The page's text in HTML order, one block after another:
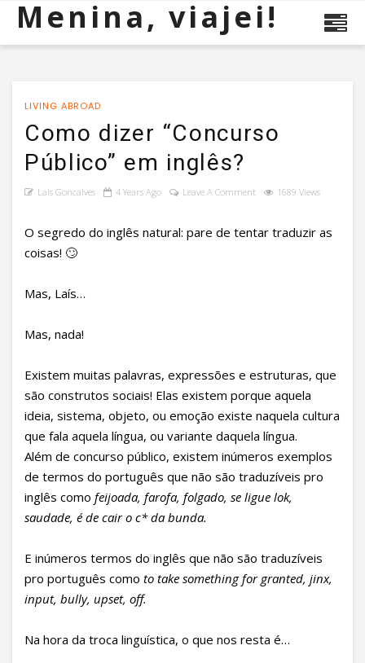
Menina, viajei!
LIVING ABROAD
Como dizer “Concurso
Público” em inglês?
Lais Goncalves 4 Years Ago Leave A Comment 1689 Views
O segredo do inglês natural: pare de tentar traduzir as
coisas! 🙄
Mas, Laís…
Mas, nada!
Existem muitas palavras, expressões e estruturas, que
são construtos sociais! Elas existem porque aquela
ideia, sistema, objeto, ou emoção existe naquela cultura
que fala aquela língua, ou variante daquela língua.
Além de concurso público, existem inúmeros exemplos
de termos do português que não são traduzíveis pro
inglês como feijoada, farofa, folgado, se ligue lok,
saudade, é de cair o c* da bunda.
E inúmeros termos do inglês que não são traduzíveis
pro português como to take something for granted, jinx,
input, bully, upset, off.
Na hora da troca linguística, o que nos resta é…